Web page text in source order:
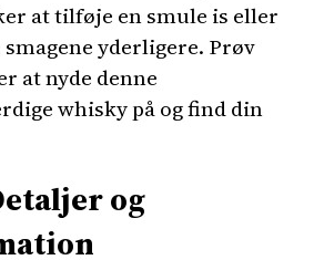
at tilføje en smule is eller
yderligere. Prøv
at nyde denne
whisky på og find din
og